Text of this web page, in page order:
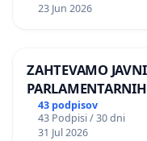
23 Jun 2026
ZAHTEVAMO
ILEGALNI
43 podpisov
43 Podpisi / 30 dni
31 Jul 2026